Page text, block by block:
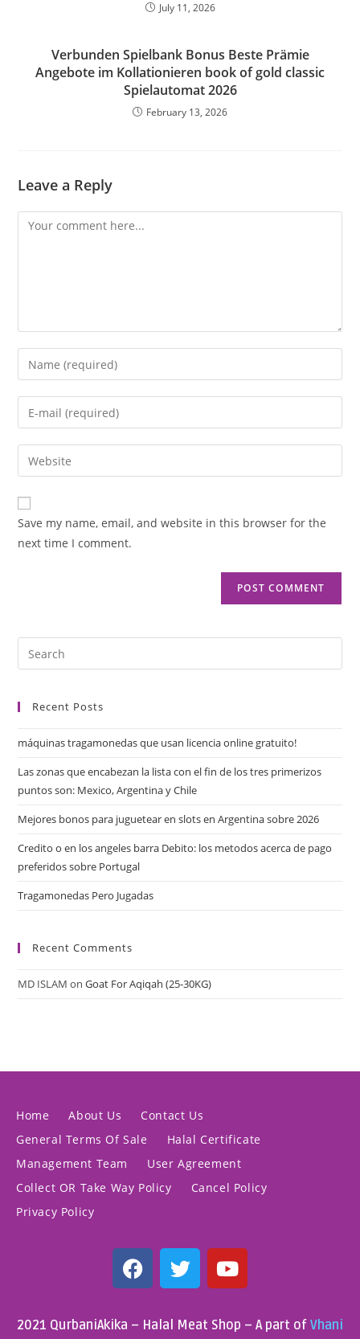
July 11, 2026
Verbunden Spielbank Bonus Beste Prämie
Angebote im Kollationieren book of gold classic
Spielautomat 2026
February 13, 2026
Leave a Reply
Save my name, email, and website in this browser for the
next time I comment.
Recent Posts
máquinas tragamonedas que usan licencia online gratuito!
Las zonas que encabezan la lista con el fin de los tres primerizos
puntos son: Mexico, Argentina y Chile
Mejores bonos para juguetear en slots en Argentina sobre 2026
Credito o en los angeles barra Debito: los metodos acerca de pago
preferidos sobre Portugal
Tragamonedas Pero Jugadas
Recent Comments
MD ISLAM onGoat For Aqiqah (25-30KG)
Home About Us
Contact Us
General Terms Of Sale
Halal Certificate
Management Team
User Agreement
Collect OR Take Way Policy
Cancel Policy
Privacy Policy
2021 QurbaniAkika – Halal Meat Shop – A part of Vhani